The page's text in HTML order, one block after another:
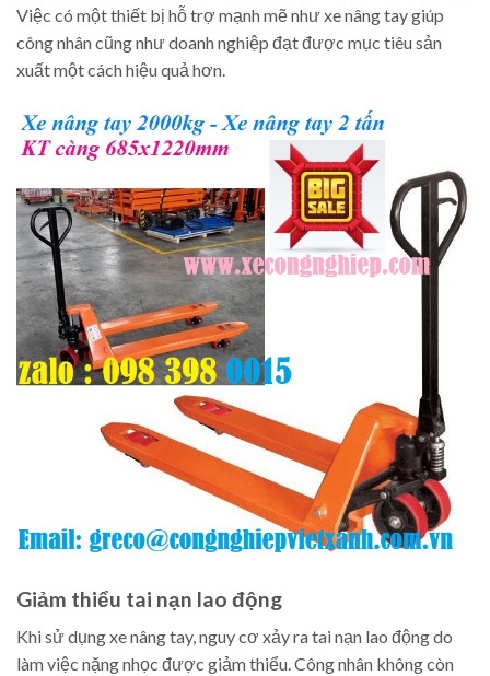
Việc có một thiết bị hỗ trợ mạnh mẽ như xe nâng tay giúp
công nhân cũng như doanh nghiệp đạt được mục tiêu sản
xuất một cách hiệu quả hơn.
Giảm thiểu tai nạn lao động
Khi sử dụng xe nâng tay, nguy cơ xảy ra tai nạn lao động do
làm việc nặng nhọc được giảm thiểu. Công nhân không còn